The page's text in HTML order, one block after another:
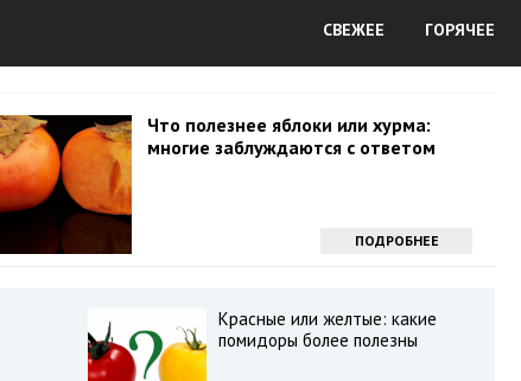
СВЕЖЕЕ ГОРЯЧЕЕ
Что полезнее яблоки или хурма:
многие заблуждаются с ответом
ПОДРОБНЕЕ
Красные или желтые: какие
помидоры более полезны